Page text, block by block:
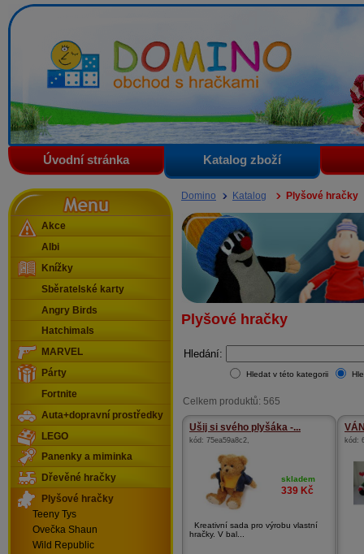
Domino - obchod s hračkami
Úvodní stránka Katalog zboží
Domino Katalog Plyšové hračky
Plyšové hračky
Hledání:
Hledat v této kategorii
Celkem produktů: 565
Ušij si svého plyšáka -...
kód: 75ea59a8c2,
skladem
339 Kč
Kreativní sada pro výrobu vlastní
hračky. V bal...
kód:
Menu
Akce
Albi
Knížky
Sběratelské karty
Angry Birds
Hatchimals
MARVEL
Párty
Fortnite
Auta+dopravní prostředky
LEGO
Panenky a miminka
Dřevěné hračky
Plyšové hračky
Teeny Tys
Ovečka Shaun
Wild Republic